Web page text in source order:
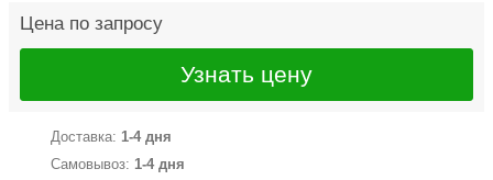
Цена по запросу
Узнать цену
Доставка: 1-4 дня
Самовывоз: 1-4 дня